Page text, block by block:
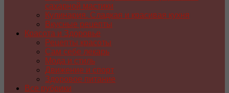
сахарной мастики
Кулинария. Сладкая и красивая кухня
Вкусные рецепты
Красота и Здоровье
Рецепты красоты
Сам себе лекарь
Мода и стиль
Движение и спорт
Здоровое питание
Все рубрики